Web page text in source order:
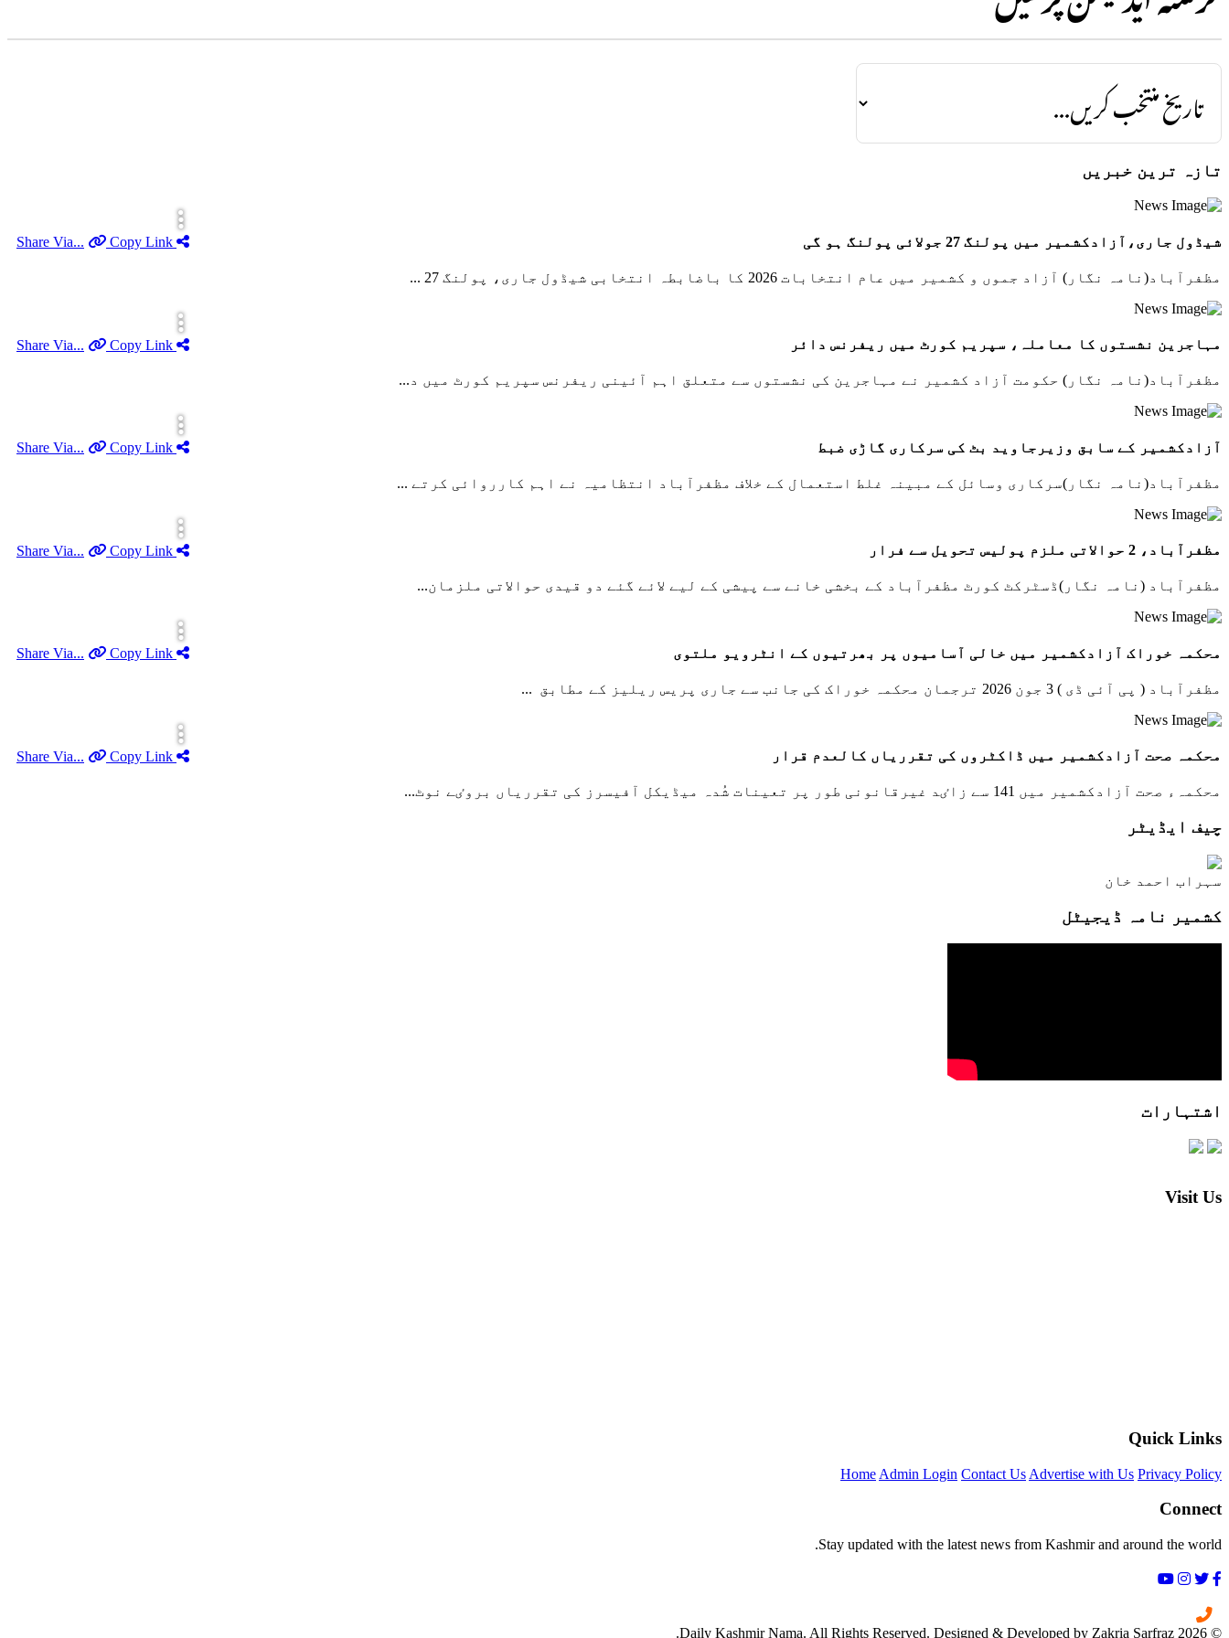
تازہ ترین خبریں
Copy Link شیڈول جاری،آزادکشمیر میں پولنگ 27 جولائی پولنگ ہو گی
مظفرآباد(نامہ نگار) آزاد جموں و کشمیر میں عام انتخابات 2026 کا باضابطہ انتخابی شیڈول جاری، پولنگ 27 ...
Copy Link مہاجرین نشستوں کا معاملہ، سپریم کورٹ میں ریفرنس دائر
مظفرآباد(نامہ نگار) حکومت آزاد کشمیر نے مہاجرین کی نشستوں سے متعلق اہم آئینی ریفرنس سپریم کورٹ میں د...
Copy Link آزادکشمیر کے سابق وزیرجاوید بٹ کی سرکاری گاڑی ضبط
مظفرآباد(نامہ نگار)سرکاری وسائل کے مبینہ غلط استعمال کے خلاف مظفرآباد انتظامیہ نے اہم کارروائی کرتے ...
Copy Link مظفرآباد، 2 حوالاتی ملزم پولیس تحویل سے فرار
مظفرآباد (نامہ نگار)ڈسٹرکٹ کورٹ مظفرآباد کے بخشی خانے سے پیشی کے لیے لائے گئے دو قیدی حوالاتی ملزمان...
Copy Link محکمہ خوراک آزادکشمیر میں خالی آسامیوں پر بھرتیوں کے انٹرویو ملتوی
مظفرآباد ( پی آئی ڈی ) 3 جون 2026 ترجمان محکمہ خوراک کی جانب سے جاری پریس ریلیز کے مطابق ...
Copy Link محکمہ صحت آزادکشمیر میں ڈاکٹروں کی تقرریاں کالعدم قرار
محکمہء صحت آزادکشمیر میں 141 سے زاٸد غیرقانونی طور پر تعینات شُدہ میڈیکل آفیسرز کی تقرریاں بروٸے نوٹ...
چیف ایڈیٹر
سہراب احمد خان
کشمیر نامہ ڈیجیٹل
اشتہارات
Visit Us
Quick Links
Home Admin Login Contact Us Advertise with Us Privacy Policy
Connect
Stay updated with the latest news from Kashmir and around the world.
© 2026 Daily Kashmir Nama. All Rights Reserved. Designed & Developed by Zakria Sarfraz.